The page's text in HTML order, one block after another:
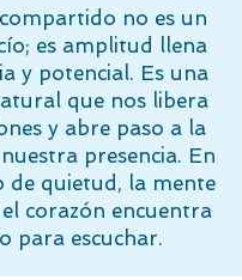
no es un
es amplitud llena
y potencial. Es una
que nos libera
y abre paso a la
presencia. En
de quietud, la mente
el corazón encuentra
para escuchar.